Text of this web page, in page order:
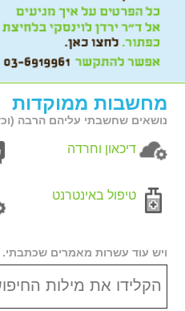
מחשבות ממוקדות
נושאים שחשבתי עליהם הרבה
דיכאון וחרדה
טיפול באינטרנט
ויש עוד עשרות מאמרים